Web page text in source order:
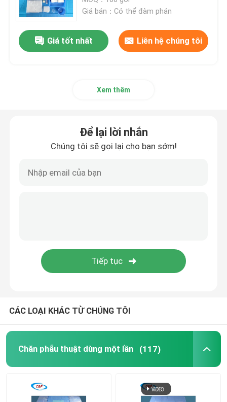
Bao bì phẫu thuật dùng một lần
Bộ dụng cụ giao hàng cho bé
Lớp gối Arthroscopy
Mái che phẫu thuật nha khoa
Vỏ bọc thiết bị y tế vô trùng
Giá bán：Có thể đàm phán
Giá tốt nhất Liên hệ chúng tôi
Xem thêm
Để lại lời nhắn
Chúng tôi sẽ gọi lại cho bạn sớm!
CÁC LOẠI KHÁC TỪ CHÚNG TÔI
Chăn phẫu thuật dùng một lần (117)